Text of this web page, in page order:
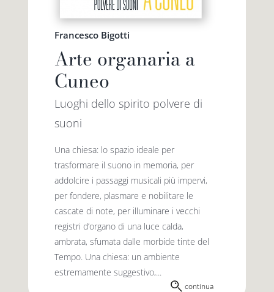
Francesco Bigotti
Arte organaria a
Cuneo
Luoghi dello spirito polvere di
suoni
Una chiesa: lo spazio ideale per
trasformare il suono in memoria, per
addolcire i passaggi musicali più impervi,
per fondere, plasmare e nobilitare le
cascate di note, per illuminare i vecchi
registri d’organo di una luce calda,
ambrata, sfumata dalle morbide tinte del
Tempo. Una chiesa: un ambiente
estremamente suggestivo,...
continua